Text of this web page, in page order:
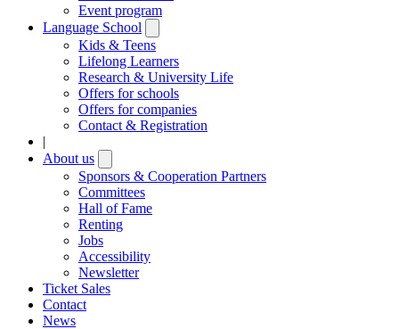
Event program
Language School
submenu
Kids & Teens
Lifelong Learners
Research & University Life
Offers for schools
Offers for companies
Contact & Registration
|
About us
submenu
Sponsors & Cooperation Partners
Committees
Hall of Fame
Renting
Jobs
Accessibility
Newsletter
Ticket Sales
Contact
News